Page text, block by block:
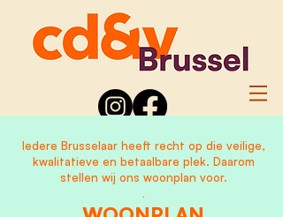
Iedere Brusselaar heeft recht op die veilige,
kwalitatieve en betaalbare plek. Daarom
stellen wij ons woonplan voor.
.